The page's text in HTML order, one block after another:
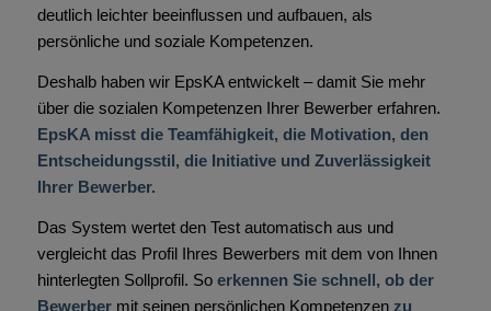
deutlich leichter beeinflussen und aufbauen, als
persönliche und soziale Kompetenzen.
Deshalb haben wir EpsKA entwickelt – damit Sie mehr
über die sozialen Kompetenzen Ihrer Bewerber erfahren.
EpsKA misst die Teamfähigkeit, die Motivation, den
Entscheidungsstil, die Initiative und Zuverlässigkeit
Ihrer Bewerber.
Das System wertet den Test automatisch aus und
vergleicht das Profil Ihres Bewerbers mit dem von Ihnen
hinterlegten Sollprofil. So erkennen Sie schnell, ob der
Bewerbermit seinen persönlichen Kompetenzen zu